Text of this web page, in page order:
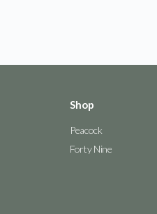
Shop
Peacock
Forty Nine